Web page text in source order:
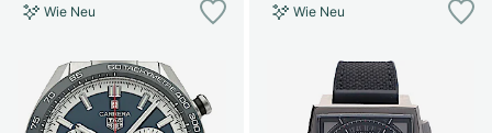
Wie Neu Wie Neu